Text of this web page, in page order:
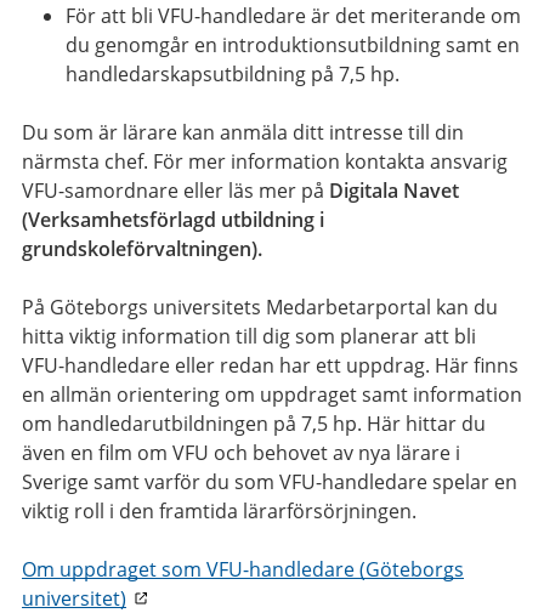
För att bli VFU-handledare är det meriterande om
du genomgår en introduktionsutbildning samt en
handledarskapsutbildning på 7,5 hp.
Du som är lärare kan anmäla ditt intresse till din
närmsta chef. För mer information kontakta ansvarig
VFU-samordnare eller läs mer på Digitala Navet
(Verksamhetsförlagd utbildning i
grundskoleförvaltningen).
På Göteborgs universitets Medarbetarportal kan du
hitta viktig information till dig som planerar att bli
VFU-handledare eller redan har ett uppdrag. Här finns
en allmän orientering om uppdraget samt information
om handledarutbildningen på 7,5 hp. Här hittar du
även en film om VFU och behovet av nya lärare i
Sverige samt varför du som VFU-handledare spelar en
viktig roll i den framtida lärarförsörjningen.
Om uppdraget som VFU-handledare (Göteborgs
universitet)